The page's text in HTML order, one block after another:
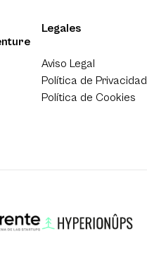
Legales
Aviso Legal
Política de Privacidad
Política de Cookies